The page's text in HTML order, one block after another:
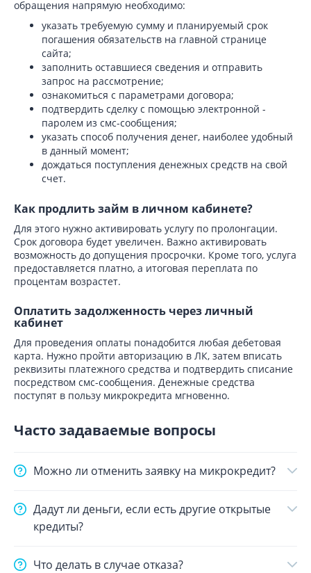
обращения напрямую необходимо:
указать требуемую сумму и планируемый срок
погашения обязательств на главной странице
сайта;
заполнить оставшиеся сведения и отправить
запрос на рассмотрение;
ознакомиться с параметрами договора;
подтвердить сделку с помощью электронной -
паролем из смс-сообщения;
указать способ получения денег, наиболее удобный
в данный момент;
дождаться поступления денежных средств на свой
счет.
Как продлить займ в личном кабинете?
Для этого нужно активировать услугу по пролонгации.
Срок договора будет увеличен. Важно активировать
возможность до допущения просрочки. Кроме того, услуга
предоставляется платно, а итоговая переплата по
процентам возрастет.
Оплатить задолженность через личный
кабинет
Для проведения оплаты понадобится любая дебетовая
карта. Нужно пройти авторизацию в ЛК, затем вписать
реквизиты платежного средства и подтвердить списание
посредством смс-сообщения. Денежные средства
поступят в пользу микрокредита мгновенно.
Часто задаваемые вопросы
Можно ли отменить заявку на микрокредит?
Дадут ли деньги, если есть другие открытые
кредиты?
Что делать в случае отказа?